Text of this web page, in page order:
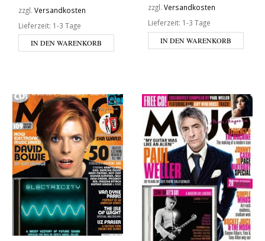
zzgl. Versandkosten
Lieferzeit: 1-3 Tage
IN DEN WARENKORB
zzgl. Versandkosten
Lieferzeit: 1-3 Tage
IN DEN WARENKORB